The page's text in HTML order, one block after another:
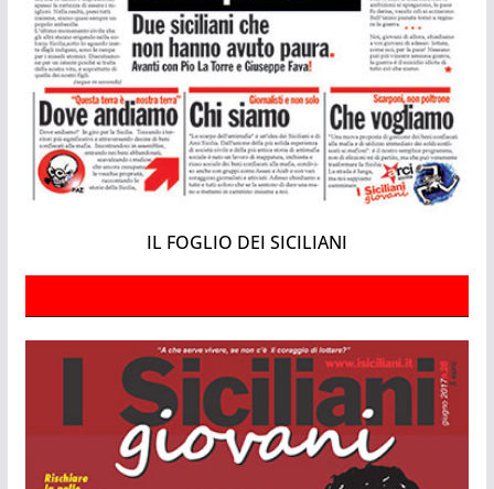
IL FOGLIO DEI SICILIANI